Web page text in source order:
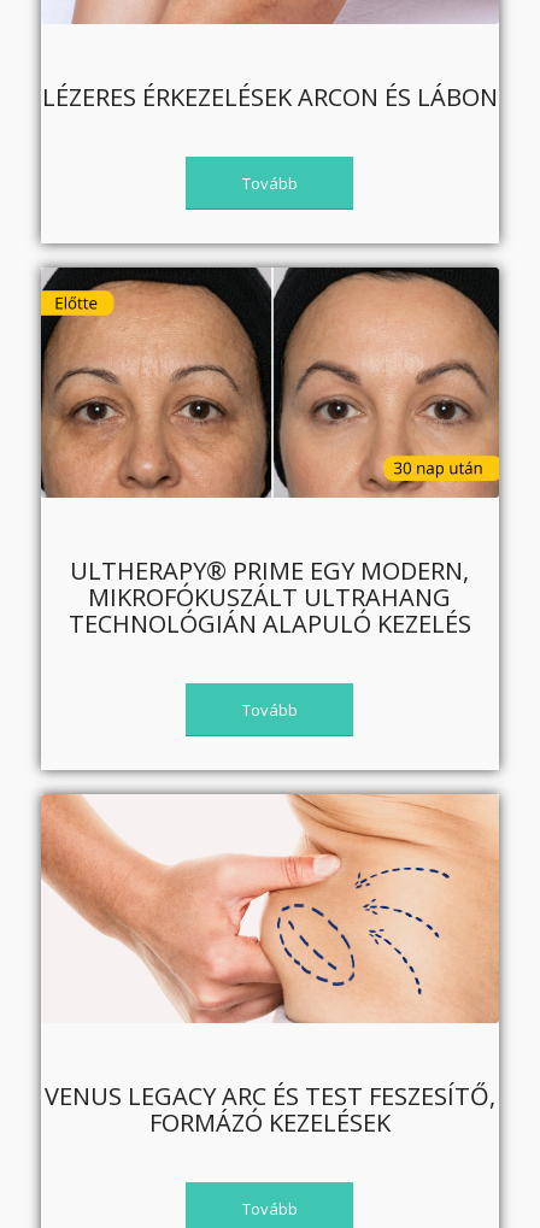
LÉZERES ÉRKEZELÉSEK ARCON ÉS LÁBON
Tovább
ULTHERAPY® PRIME EGY MODERN,
MIKROFÓKUSZÁLT ULTRAHANG
TECHNOLÓGIÁN ALAPULÓ KEZELÉS
Tovább
VENUS LEGACY ARC ÉS TEST FESZESÍTŐ,
FORMÁZÓ KEZELÉSEK
Tovább